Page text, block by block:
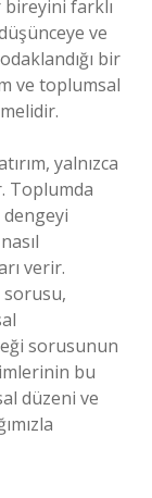
farklı
ve
bir
ve toplumsal
yalnızca
Toplumda
dengeyi
verir.
sorusu,
sorusunun
bu
düzeni ve